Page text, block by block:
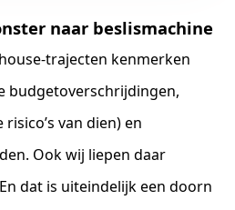
naar beslismachine
trajecten kenmerken
budgetoverschrijdingen,
van dien) en
Ook wij liepen daar
dat is uiteindelijk een doorn